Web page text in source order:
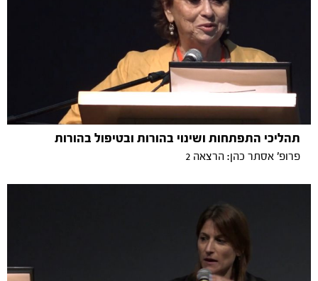
תהליכי התפתחות ושינוי בהורות ובטיפול בהורות
פרופ' אסתר כהן: הרצאה 2